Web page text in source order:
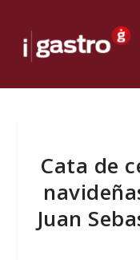
Cata de
Juan